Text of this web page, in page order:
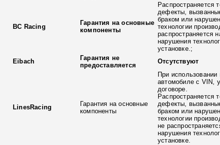
BC Racing
Гарантия на основные
компоненты
Распространяется
дефекты,
браком или
технологии
распространяется
нарушения
установке.;
Eibach
Гарантия не
предоставляется
Отсутствуют
LinesRacing
Гарантия на основные
компоненты
При использовании
автомобиле с VIN,
договоре.
Распространяется
дефекты,
браком или
технологии
не
нарушения
установке.